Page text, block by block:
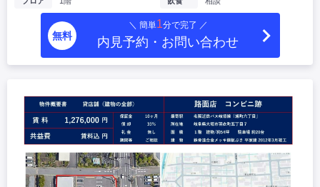
無料
＼ 簡単1分で完了 ／
内見予約・お問い合わせ